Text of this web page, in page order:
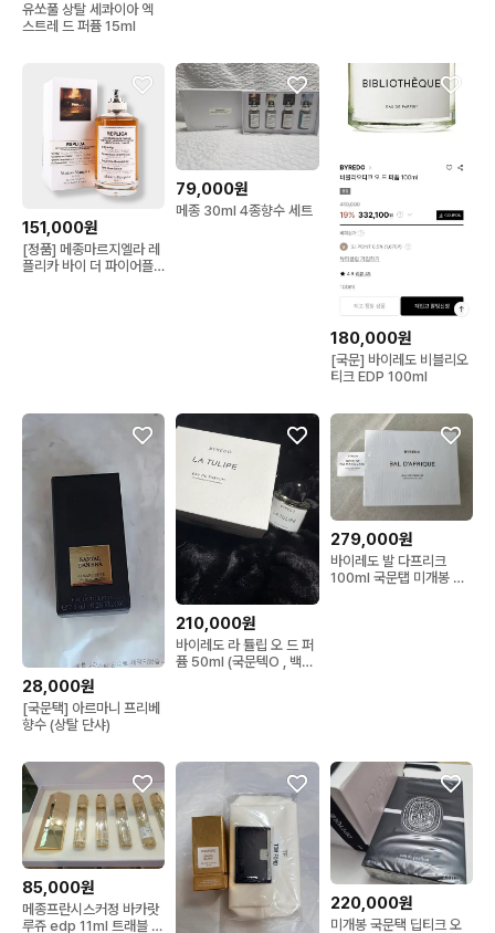
유쏘풀 상탈 세콰이아 엑
스트레 드 퍼퓸 15ml
151,000원
[정품] 메종마르지엘라 레
플리카 바이 더 파이어플
79,000원
메종 30ml 4종향수 세트
180,000원
[국문] 바이레도 비블리오
티크 EDP 100ml
28,000원
[국문택] 아르마니 프리베
향수 (상탈 단샤)
210,000원
바이레도 라 튤립 오 드 퍼
퓸 50ml (국문텍O , 백화
279,000원
바이레도 발 다프리크
100ml 국문탭 미개봉 새
85,000원
메종프란시스커정 바카랏
루쥬 edp 11ml 트래블 국
220,000원
미개봉 국문택 딥티크 오